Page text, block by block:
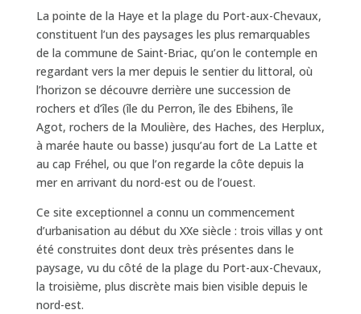
La pointe de la Haye et la plage du Port-aux-Chevaux,
constituent l’un des paysages les plus remarquables
de la commune de Saint-Briac, qu’on le contemple en
regardant vers la mer depuis le sentier du littoral, où
l’horizon se découvre derrière une succession de
rochers et d’îles (île du Perron, île des Ebihens, île
Agot, rochers de la Moulière, des Haches, des Herplux,
à marée haute ou basse) jusqu’au fort de La Latte et
au cap Fréhel, ou que l’on regarde la côte depuis la
mer en arrivant du nord-est ou de l’ouest.
Ce site exceptionnel a connu un commencement
d’urbanisation au début du XXe siècle : trois villas y ont
été construites dont deux très présentes dans le
paysage, vu du côté de la plage du Port-aux-Chevaux,
la troisième, plus discrète mais bien visible depuis le
nord-est.